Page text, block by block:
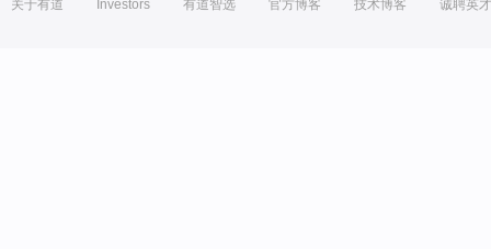
关于有道 Investors 有道智选 官方博客 技术博客 诚聘英才